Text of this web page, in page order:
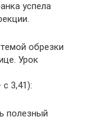
успела
обрезки
Урок
3,41):
полезный